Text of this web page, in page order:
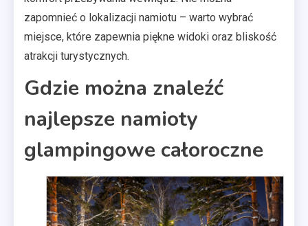
zapomnieć o lokalizacji namiotu – warto wybrać
miejsce, które zapewnia piękne widoki oraz bliskość
atrakcji turystycznych.
Gdzie można znaleźć
najlepsze namioty
glampingowe całoroczne